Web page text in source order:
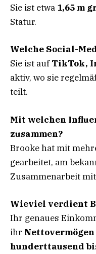
Sie ist etwa 1,65 m
Statur.
Welche Social-
Sie ist aufTikTok,
aktiv, wo sie
teilt.
Mit welchen
zusammen?
Brooke hat mit
gearbeitet, am
Zusammenarbeit mit
Wieviel verdient
Ihr genaues
ihr Nettovermögen
hunderttausend